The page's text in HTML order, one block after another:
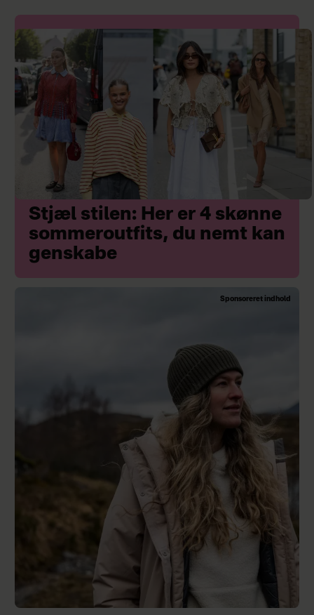
Stjæl stilen: Her er 4 skønne
sommeroutfits, du nemt kan
genskabe
Sponsoreret indhold